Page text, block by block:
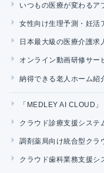
いつもの医療が変わるア
女性向け生理予測・妊活
日本最大級の医療介護求
オンライン動画研修サー
納得できる老人ホーム紹
「MEDLEY AI CLOUD」
クラウド診療支援システ
調剤薬局向け統合型クラ
クラウド歯科業務支援シ